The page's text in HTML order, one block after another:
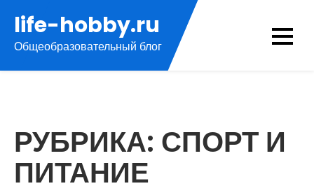
содержимому
life-hobby.ru
Общеобразовательный блог
РУБРИКА: СПОРТ И
ПИТАНИЕ